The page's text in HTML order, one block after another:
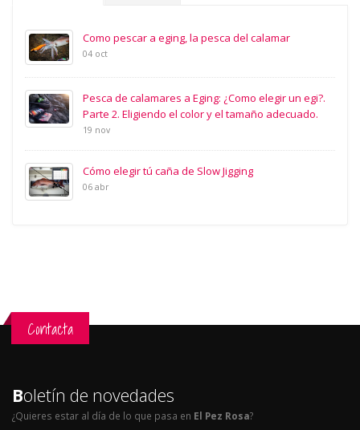
Como pescar a eging, la pesca del calamar
04 oct
Pesca de calamares a Eging: ¿Como elegir un egi?.
Parte 2. Eligiendo el color y el tamaño adecuado.
19 nov
Cómo elegir tú caña de Slow Jigging
06 abr
Contacta
Boletín de novedades
¿Quieres estar al día de lo que pasa en El Pez Rosa?